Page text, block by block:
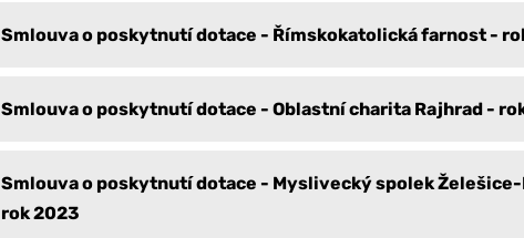
Smlouva o poskytnutí dotace - Římskokatolická farnost -
Smlouva o poskytnutí dotace - Oblastní charita Rajhrad -
Smlouva o poskytnutí dotace - Myslivecký spolek
rok 2023